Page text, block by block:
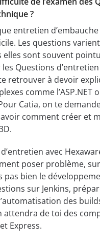
?
entretien
Les questions
elles sont souvent
Questions
retrouver à devoir
comme l’ASP.NET
Catia, on te
comment créer et
avec
poser problème,
pas bien le
sur Jenkins,
des
attendra de toi des
Express.